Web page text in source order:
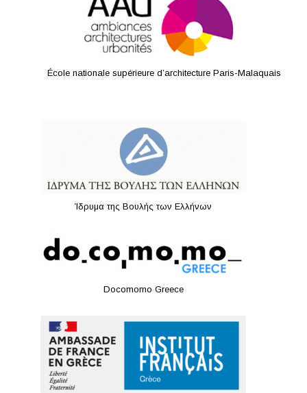
École nationale supérieure d’architecture Paris-Malaquais
Ίδρυμα της Βουλής των Ελλήνων
Docomomo Greece